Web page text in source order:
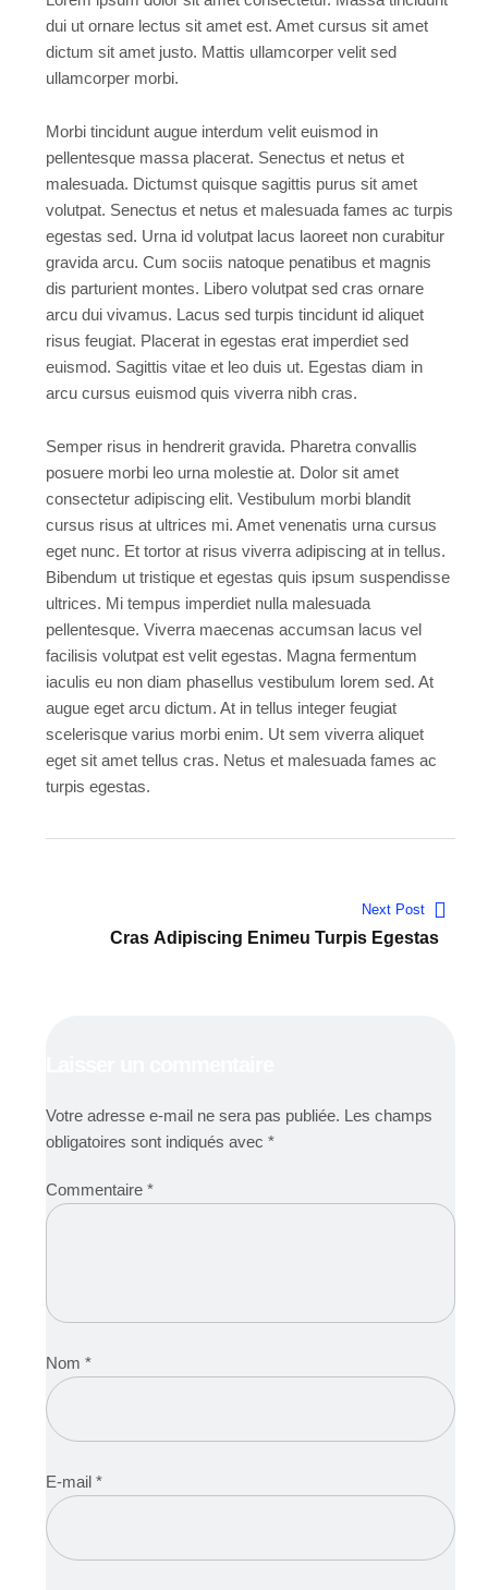
dui ut ornare lectus sit amet est. Amet cursus sit amet
dictum sit amet justo. Mattis ullamcorper velit sed
ullamcorper morbi.
Morbi tincidunt augue interdum velit euismod in
pellentesque massa placerat. Senectus et netus et
malesuada. Dictumst quisque sagittis purus sit amet
volutpat. Senectus et netus et malesuada fames ac turpis
egestas sed. Urna id volutpat lacus laoreet non curabitur
gravida arcu. Cum sociis natoque penatibus et magnis
dis parturient montes. Libero volutpat sed cras ornare
arcu dui vivamus. Lacus sed turpis tincidunt id aliquet
risus feugiat. Placerat in egestas erat imperdiet sed
euismod. Sagittis vitae et leo duis ut. Egestas diam in
arcu cursus euismod quis viverra nibh cras.
Semper risus in hendrerit gravida. Pharetra convallis
posuere morbi leo urna molestie at. Dolor sit amet
consectetur adipiscing elit. Vestibulum morbi blandit
cursus risus at ultrices mi. Amet venenatis urna cursus
eget nunc. Et tortor at risus viverra adipiscing at in tellus.
Bibendum ut tristique et egestas quis ipsum suspendisse
ultrices. Mi tempus imperdiet nulla malesuada
pellentesque. Viverra maecenas accumsan lacus vel
facilisis volutpat est velit egestas. Magna fermentum
iaculis eu non diam phasellus vestibulum lorem sed. At
augue eget arcu dictum. At in tellus integer feugiat
scelerisque varius morbi enim. Ut sem viverra aliquet
eget sit amet tellus cras. Netus et malesuada fames ac
turpis egestas.
Next Post
Cras Adipiscing Enimeu Turpis Egestas
Votre adresse e-mail ne sera pas publiée. Les champs
obligatoires sont indiqués avec *
Commentaire *
Nom *
E-mail *